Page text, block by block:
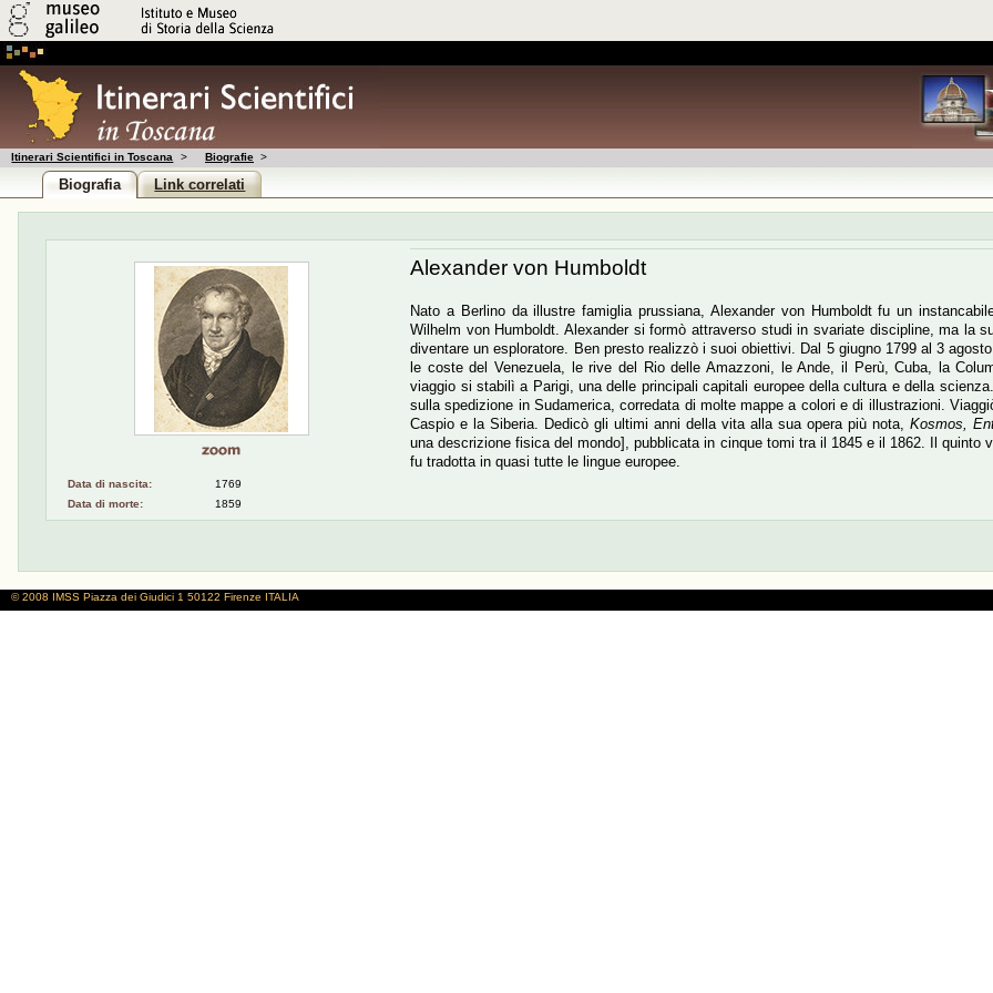
Itinerari Scientifici in Toscana > Biografie >
Biografia Link correlati
Data di nascita:
1769
Data di morte:
1859
Alexander von Humboldt
Nato a Berlino da illustre famiglia prussiana, Alexander von Humboldt fu un
Wilhelm von Humboldt. Alexander si formò attraverso studi in svariate discipline, ma la
diventare un esploratore. Ben presto realizzò i suoi obiettivi. Dal 5 giugno 1799 al 3
le coste del Venezuela, le rive del Rio delle Amazzoni, le Ande, il Perù, Cuba, la
viaggio si stabilì a Parigi, una delle principali capitali europee della cultura e della
sulla spedizione in Sudamerica, corredata di molte mappe a colori e di illustrazioni.
Caspio e la Siberia. Dedicò gli ultimi anni della vita alla sua opera più nota,Kosmos,
una descrizione fisica del mondo], pubblicata in cinque tomi tra il 1845 e il 1862. Il quinto
fu tradotta in quasi tutte le lingue europee.
© 2008 IMSS Piazza dei Giudici 1 50122 Firenze ITALIA